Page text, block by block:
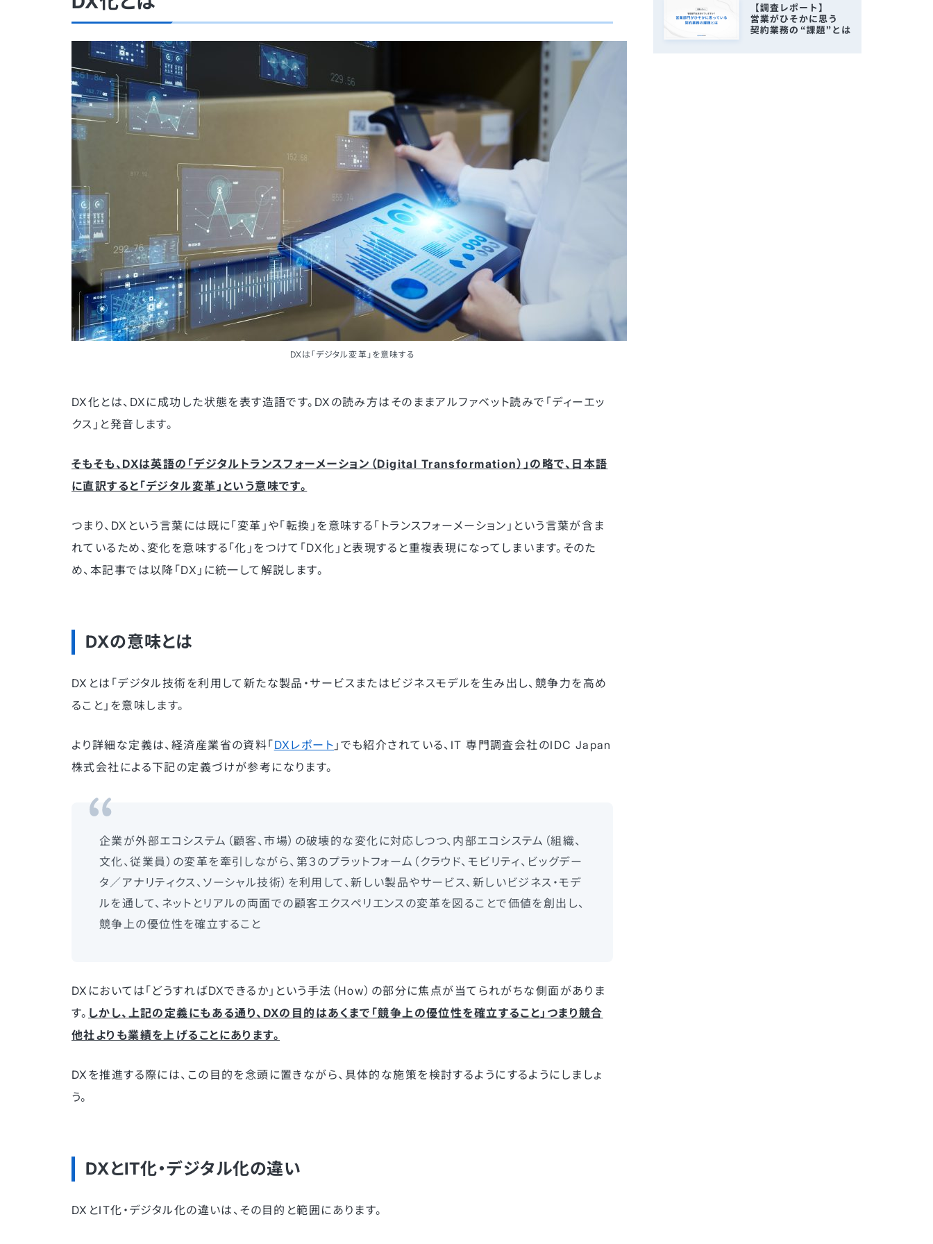
DXは「デジタル変革」を意味する
DX化とは、DXに成功した状態を表す造語です。DXの読み方はそのままアルファベット読みで「ディーエッ
クス」と発音します。
そもそも、DXは英語の「デジタルトランスフォーメーション（Digital Transformation）」の略で、日本語
に直訳すると「デジタル変革」という意味です。
つまり、DXという言葉には既に「変革」や「転換」を意味する「トランスフォーメーション」という言葉が含ま
れているため、変化を意味する「化」をつけて「DX化」と表現すると重複表現になってしまいます。そのた
め、本記事では以降「DX」に統一して解説します。
DXの意味とは
DXとは「デジタル技術を利用して新たな製品・サービスまたはビジネスモデルを生み出し、競争力を高め
ること」を意味します。
より詳細な定義は、経済産業省の資料「DXレポート 」でも紹介されている、IT 専門調査会社のIDC Japan
株式会社による下記の定義づけが参考になります。
企業が外部エコシステム（顧客、市場）の破壊的な変化に対応しつつ、内部エコシステム（組織、
文化、従業員）の変革を牽引しながら、第３のプラットフォーム（クラウド、モビリティ、ビッグデー
タ／アナリティクス、ソーシャル技術）を利用して、新しい製品やサービス、新しいビジネス・モデ
ルを通して、ネットとリアルの両面での顧客エクスペリエンスの変革を図ることで価値を創出し、
競争上の優位性を確立すること
DXにおいては「どうすればDXできるか」という手法（How）の部分に焦点が当てられがちな側面がありま
す。 しかし、上記の定義にもある通り、DXの目的はあくまで「競争上の優位性を確立すること」つまり競合
他社よりも業績を上げることにあります。
DXを推進する際には、この目的を念頭に置きながら、具体的な施策を検討するようにするようにしましょ
う。
DXとIT化・デジタル化の違い
DXとIT化・デジタル化の違いは、その目的と範囲にあります。